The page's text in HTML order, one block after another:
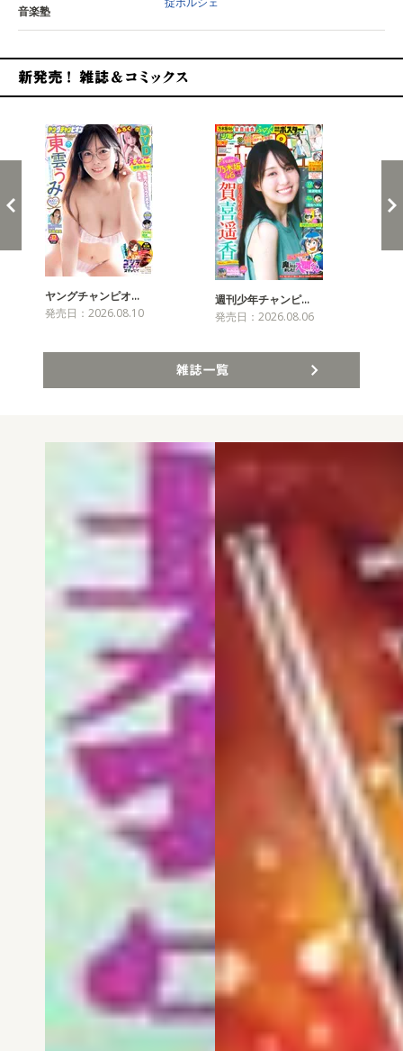
音楽塾
ヤングチャンピオ…
発売日：2026.08.10
週刊少年チャンピ…
発売日：2026.08.06